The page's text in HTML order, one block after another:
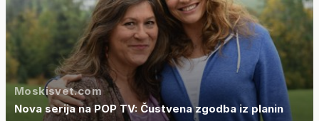
Moskisvet.com
Nova serija na POP TV: Čustvena zgodba iz planin